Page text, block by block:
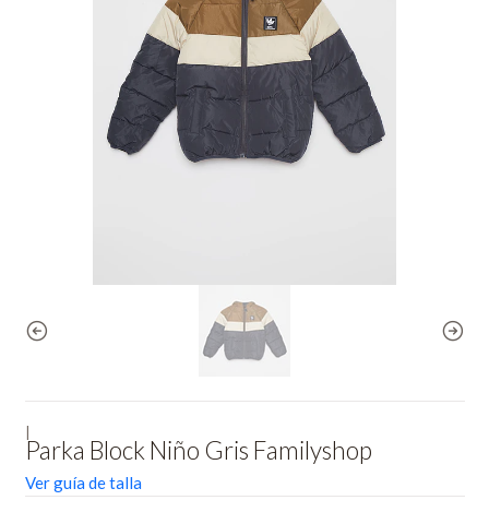
Parka Block Niño Gris Familyshop
Ver guía de talla